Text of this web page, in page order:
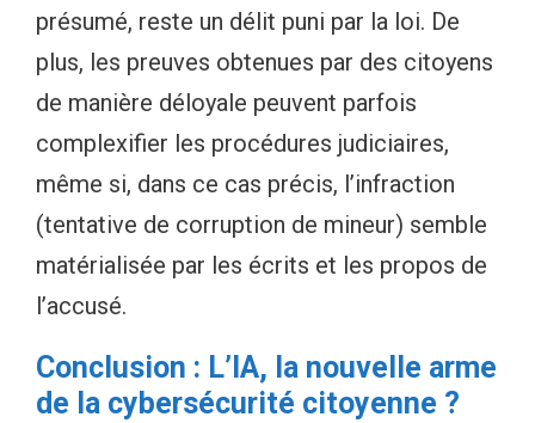
présumé, reste un délit puni par la loi. De
plus, les preuves obtenues par des citoyens
de manière déloyale peuvent parfois
complexifier les procédures judiciaires,
même si, dans ce cas précis, l’infraction
(tentative de corruption de mineur) semble
matérialisée par les écrits et les propos de
l’accusé.
Conclusion : L’IA, la nouvelle arme
de la cybersécurité citoyenne ?